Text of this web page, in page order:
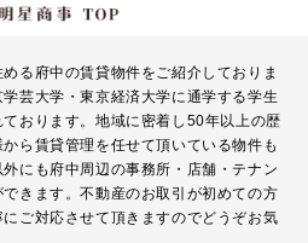
る府中の賃貸物件をご紹介しておりま
芸大学・東京経済大学に通学する学生
おります。地域に密着し50年以上の歴
ら賃貸管理を任せて頂いている物件も
にも府中周辺の事務所・店舗・テナン
きます。不動産のお取引が初めての方
ご対応させて頂きますのでどうぞお気